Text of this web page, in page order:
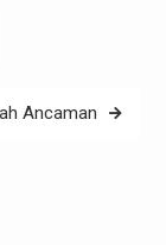
Ancaman